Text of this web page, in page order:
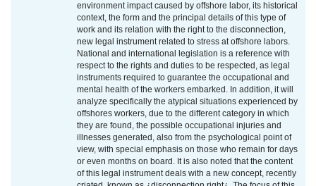
environment impact caused by offshore labor, its historical
context, the form and the principal details of this type of
work and its relation with the right to the disconnection,
new legal instrument related to stress at offshore labors.
National and international legislation is a reference with
respect to the rights and duties to be respected, as legal
instruments required to guarantee the occupational and
mental health of the workers embarked. In addition, it will
analyze specifically the atypical situations experienced by
offshores workers, due to the different category in which
they are found, the possible occupational injuries and
illnesses generated, also from the psychological point of
view, with special emphasis on those who remain for days
or even months on board. It is also noted that the content
of this legal instrument deals with a new concept, recently